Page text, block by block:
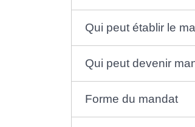
Qui peut établir le
Qui peut devenir
Forme du mandat